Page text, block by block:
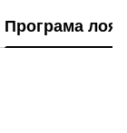
Програма